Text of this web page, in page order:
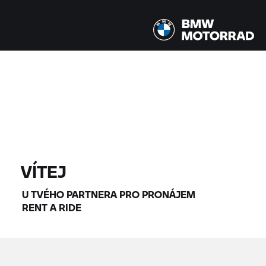
VÍTEJ
U TVÉHO PARTNERA PRO PRONÁJEM
RENT A RIDE